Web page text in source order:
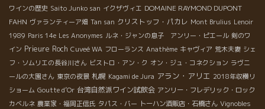
ワインの歴史 Saito Junko san イクザヴィエ DOMAINE RAYMOND DUPONT
FAHN ヴァランティーア畑 Tan san クリストッフ・パカレ Mont Brulius Lenoir
1989 Paris 14e Les Anonymes ルネ・ジャンの息子 アンリー・ピエール 剣のワ
イン Prieure Roch Cuveé WA フローランス Anathème キャヴィア 荒木夫妻 シェ
フ・ソムリエの長谷川さん ビストロ・アン・ク オン・ジュ・コネクション ラヴニ
ールの大園さん 東京の夜景 札幌 Kagami de Jura アラン・アリエ 2018年収穫リ
ショーム Goutte d’Or 台湾自然派ワイン試飲会 アンリー・フレデリック・ロック
カベルネ 農業家・福岡正信氏 タパス・バー トーハン酒販店・石橋さん Vignobles